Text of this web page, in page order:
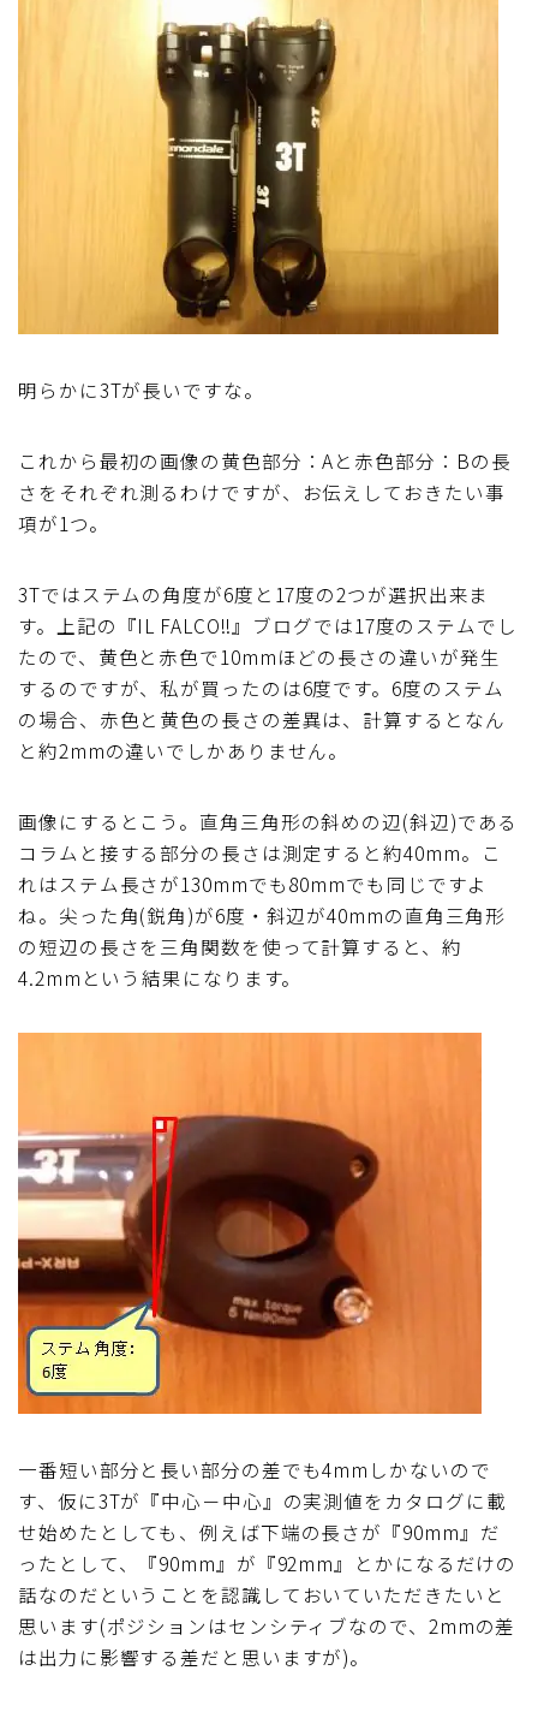
明らかに3Tが長いですな。
これから最初の画像の黄色部分：Aと赤色部分：Bの長
さをそれぞれ測るわけですが、お伝えしておきたい事
項が1つ。
3Tではステムの角度が6度と17度の2つが選択出来ま
す。上記の『IL FALCO!!』ブログでは17度のステムでし
たので、黄色と赤色で10mmほどの長さの違いが発生
するのですが、私が買ったのは6度です。6度のステム
の場合、赤色と黄色の長さの差異は、計算するとなん
と約2mmの違いでしかありません。
画像にするとこう。直角三角形の斜めの辺(斜辺)である
コラムと接する部分の長さは測定すると約40mm。こ
れはステム長さが130mmでも80mmでも同じですよ
ね。尖った角(鋭角)が6度・斜辺が40mmの直角三角形
の短辺の長さを三角関数を使って計算すると、約
4.2mmという結果になります。
一番短い部分と長い部分の差でも4mmしかないので
す、仮に3Tが『中心－中心』の実測値をカタログに載
せ始めたとしても、例えば下端の長さが『90mm』だ
ったとして、『90mm』が『92mm』とかになるだけの
話なのだということを認識しておいていただきたいと
思います(ポジションはセンシティブなので、2mmの差
は出力に影響する差だと思いますが)。